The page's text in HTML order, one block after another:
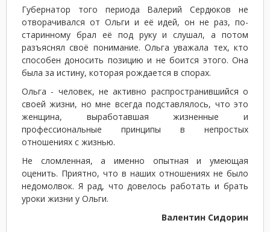
Губернатор того периода Валерий Сердюков не
отворачивался от Ольги и её идей, он не раз, по-
старинному брал её под руку и слушал, а потом
разъяснял своё понимание. Ольга уважала тех, кто
способен доносить позицию и не боится этого. Она
была за истину, которая рождается в спорах.
Ольга - человек, не активно распространившийся о
своей жизни, но мне всегда подставлялось, что это
женщина, выработавшая жизненные и
профессиональные принципы в непростых
отношениях с жизнью.
Не сломленная, а именно опытная и умеющая
оценить. Приятно, что в наших отношениях не было
недомолвок. Я рад, что довелось работать и брать
уроки жизни у Ольги.
Валентин Сидорин